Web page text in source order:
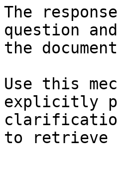
The
question
the
Use this
explicitly